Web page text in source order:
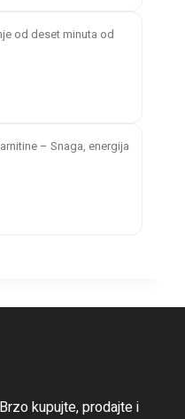
od deset minuta od
– Snaga, energija
kupujte, prodajte i